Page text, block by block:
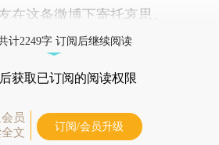
在这条微博下寄托哀思。
计2249字 订阅后继续阅读
后获取已订阅的阅读权限
员
文
订阅/会员升级